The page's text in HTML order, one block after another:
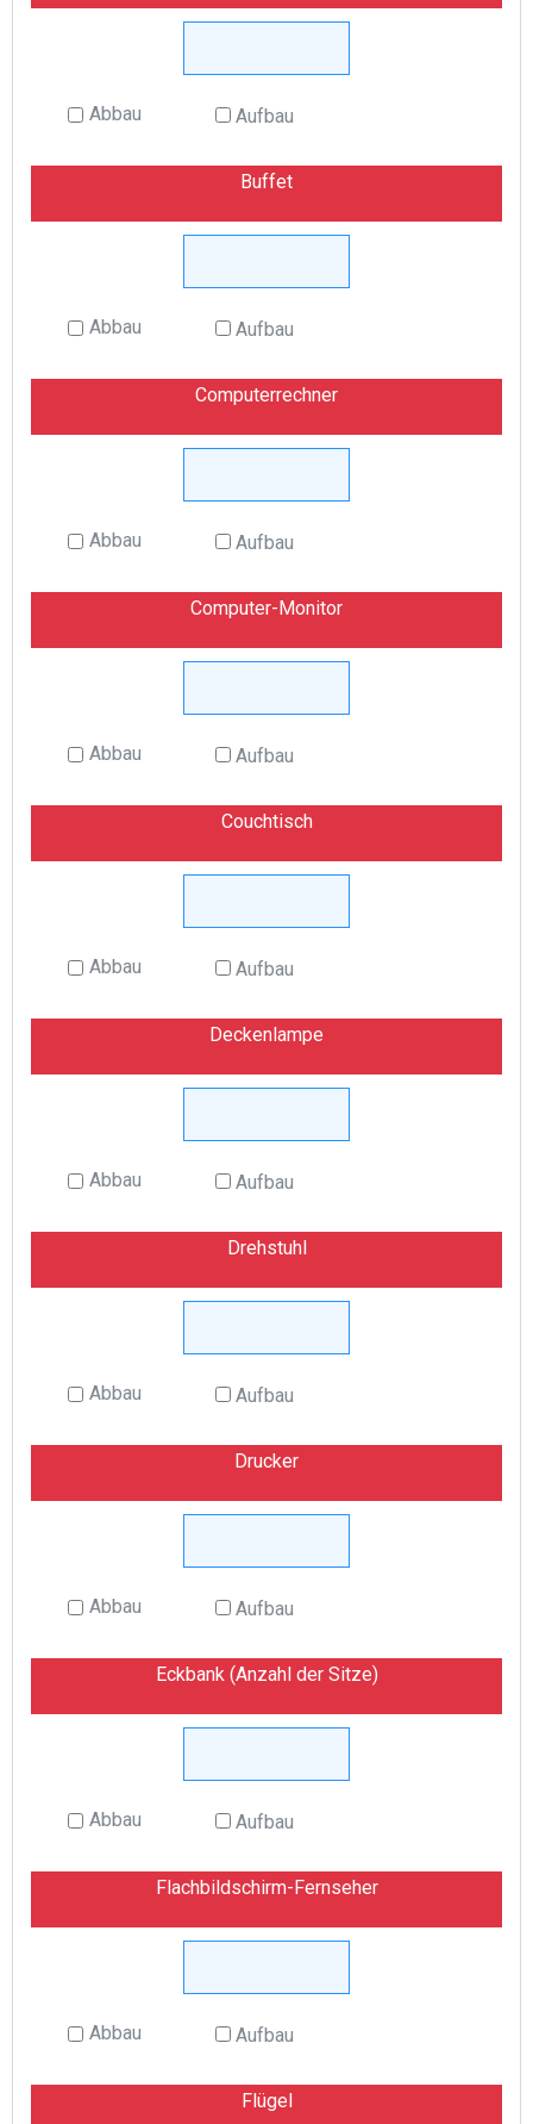
Abbau Aufbau
Buffet
Abbau Aufbau
Computerrechner
Abbau Aufbau
Computer-Monitor
Abbau Aufbau
Couchtisch
Abbau Aufbau
Deckenlampe
Abbau Aufbau
Drehstuhl
Abbau Aufbau
Drucker
Abbau Aufbau
Eckbank (Anzahl der Sitze)
Abbau Aufbau
Flachbildschirm-Fernseher
Abbau Aufbau
Flügel